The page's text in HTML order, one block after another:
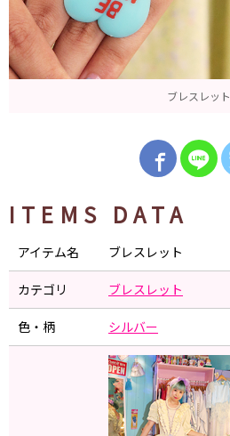
ブレスレット
ITEMS DATA
アイテム名 ブレスレット
カテゴリ ブレスレット
色・柄 シルバー